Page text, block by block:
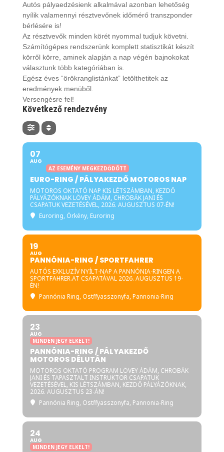
Autós pályaedzésienk alkalmával azonban lehetőség
nyílik valamennyi résztvevőnek időmérő transzponder
bérlésére is!
Az résztvevők minden körét nyommal tudjuk követni.
Számítógépes rendszerünk komplett statisztikát készít
körről körre, aminek alapján a nap végén bajnokokat
választunk több kategóriában is.
Egész éves “örökranglistánkat” letölthetitek az
eredmények menüből.
Versengésre fel!
Következő rendezvény
07
AUG
AZ ESEMÉNY MEGKEZDŐDÖTT
EURO-RING / PÁLYAKEZDŐ MOTOROS NAP
MOTOROS OKTATÓ NAP KIS LÉTSZÁMBAN, KEZDŐ
PÁLYÁZÓKNAK LÖVEY ÁDÁM, CHROBÁK JANI ÉS
CSAPATUK VEZETÉSÉVEL, 2026. AUGUSZTUS 07-ÉN!
Euroring, Örkény, Euroring
19
AUG
PANNÓNIA-RING / SPORTFAHRER
AUTÓS EXKLUZÍV NYÍLT-NAP A PANNÓNIA-RINGEN A
SPORTFAHRER.AT CSAPATÁVAL 2026. AUGUSZTUS 19-
ÉN!
Pannónia Ring, Ostffyasszonyfa, Pannonia-Ring
23
AUG
MINDEN JEGY ELKELT!
PANNÓNIA-RING / PÁLYAKEZDŐ
MOTOROS DÉLUTÁN
MOTOROS OKTATÓ PROGRAM LÖVEY ÁDÁM, CHROBÁK
JANI ÉS TAPASZTALT INSTRUKTOR CSAPATUK
VEZETÉSÉVEL, KIS LÉTSZÁMBAN, KEZDŐ PÁLYÁZÓKNAK,
2026. AUGUSZTUS 23-ÁN!
Pannónia Ring, Ostffyasszonyfa, Pannonia-Ring
24
AUG
MINDEN JEGY ELKELT!